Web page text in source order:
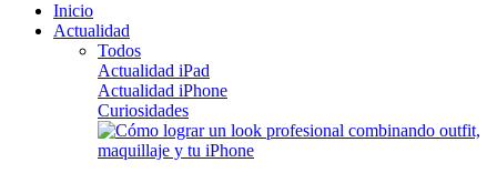
Inicio
Actualidad
Todos
Actualidad iPad
Actualidad iPhone
Curiosidades